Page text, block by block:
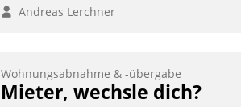
Andreas Lerchner
Wohnungsabnahme & -übergabe
Mieter, wechsle dich?